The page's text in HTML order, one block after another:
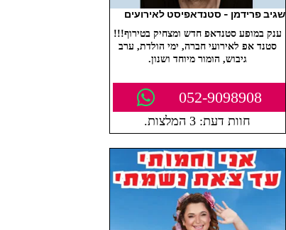
שגיב פרידמן - סטנדאפיסט לאירועים
ענק במופע סטנדאפ חדש ומצחיק בטירוף!!!
סטנד אפ לאירועי חברה, ימי הולדת, ערב
גיבוש, הומור מיוחד ושנון.
052-9098908
חוות דעת: 3 המלצות.